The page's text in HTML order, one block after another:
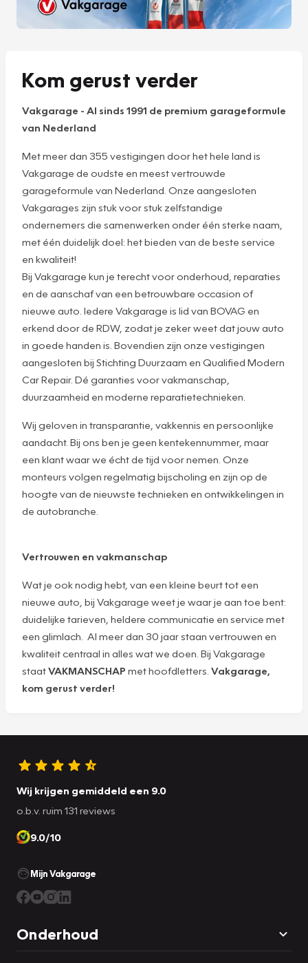
Kom gerust verder
Vakgarage - Al sinds 1991 de premium garageformule
van Nederland
Met meer dan 355 vestigingen door het hele land is
Vakgarage de oudste en meest vertrouwde
garageformule van Nederland. Onze aangesloten
Vakgarages zijn stuk voor stuk zelfstandige
ondernemers die samenwerken onder één sterke naam,
met één duidelijk doel: het bieden van de beste service
en kwaliteit!
Bij Vakgarage kun je terecht voor onderhoud, reparaties
en de aanschaf van een betrouwbare occasion of
nieuwe auto. Iedere Vakgarage is lid van BOVAG en
erkend door de RDW, zodat je zeker weet dat jouw auto
in goede handen is. Bovendien zijn onze vestigingen
aangesloten bij Stichting Duurzaam en Qualified Modern
Car Repair. Dé garanties voor vakmanschap,
duurzaamheid en moderne reparatietechnieken.
Wij geloven in transparantie, vakkennis en persoonlijke
aandacht. Bij ons ben je geen kentekennummer, maar
een klant waar we écht de tijd voor nemen. Onze
monteurs volgen regelmatig bijscholing en zijn op de
hoogte van de nieuwste technieken en ontwikkelingen in
de autobranche.
Vertrouwen en vakmanschap
Wat je ook nodig hebt, van een kleine beurt tot een
nieuwe auto, bij Vakgarage weet je waar je aan toe bent:
duidelijke tarieven, heldere communicatie en service met
een glimlach. Al meer dan 30 jaar staan vertrouwen en
kwaliteit centraal in alles wat we doen. Bij Vakgarage
staatVAKMANSCHAP met hoofdletters. Vakgarage,
kom gerust verder!
Wij krijgen gemiddeld een 9.0
o.b.v. ruim 131 reviews
9.0/10
Mijn Vakgarage
Onderhoud